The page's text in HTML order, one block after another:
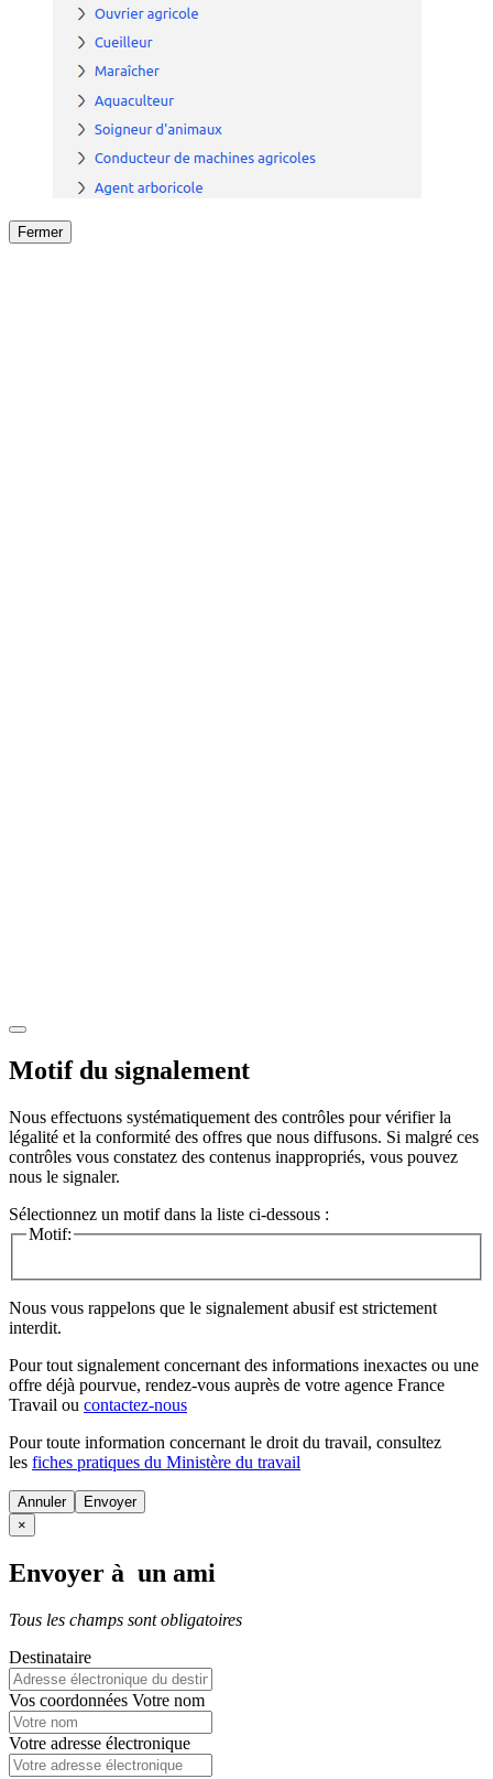
Fermer
Motif du signalement
Nous effectuons systématiquement des contrôles pour vérifier la
légalité et la conformité des offres que nous diffusons. Si malgré ces
contrôles vous constatez des contenus inappropriés, vous pouvez
nous le signaler.
Sélectionnez un motif dans la liste ci-dessous :
Motif:
Nous vous rappelons que le signalement abusif est strictement
interdit.
Pour tout signalement concernant des informations inexactes ou une
offre déjà pourvue, rendez-vous auprès de votre agence France
Travail ou contactez-nous
Pour toute information concernant le droit du travail, consultez
les fiches pratiques du Ministère du travail
Annuler
×
Envoyer à un ami
Tous les champs sont obligatoires
Destinataire
Vos coordonnées Votre nom
Votre adresse électronique